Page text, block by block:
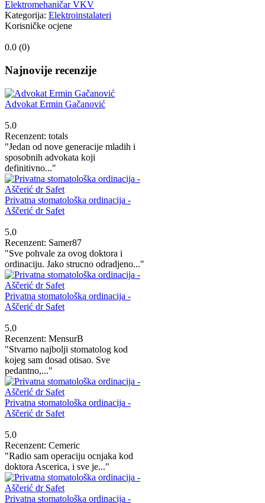
Elektromehaničar VKV
Kategorija: Elektroinstalateri
Korisničke ocjene
0.0 (0)
Najnovije recenzije
Advokat Ermin Gačanović
5.0
Recenzent: totals
"Jedan od nove generacije mladih i
sposobnih advokata koji
definitivno..."
Privatna stomatološka ordinacija -
Aščerić dr Safet
5.0
Recenzent: Samer87
"Sve pohvale za ovog doktora i
ordinaciju. Jako strucno odradjeno..."
Privatna stomatološka ordinacija -
Aščerić dr Safet
5.0
Recenzent: MensurB
"Stvarno najbolji stomatolog kod
kojeg sam dosad otisao. Sve
pedantno,..."
Privatna stomatološka ordinacija -
Aščerić dr Safet
5.0
Recenzent: Cemeric
"Radio sam operaciju ocnjaka kod
doktora Ascerica, i sve je..."
Privatna stomatološka ordinacija -